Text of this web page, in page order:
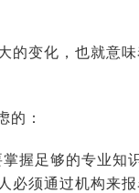
的变化，也就意
的：
握足够的专业知
必须通过机构来